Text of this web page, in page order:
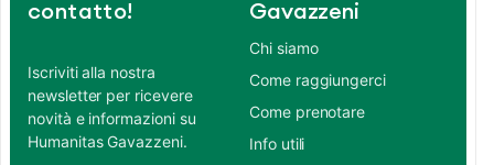
contatto!
Iscriviti alla nostra
newsletter per ricevere
novità e informazioni su
Humanitas Gavazzeni.
Gavazzeni
Chi siamo
Come raggiungerci
Come prenotare
Info utili